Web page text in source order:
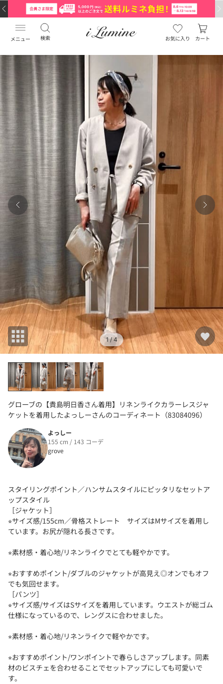
メニュー 検索 お気に入り カート
1/ 4
グローブの【貴島明日香さん着用】リネンライクカラーレスジャ
ケットを着用したよっしーさんのコーディネート（83084096）
よっしー
155 cm / 143 コーデ
grove
スタイリングポイント／ハンサムスタイルにピッタリなセットア
ップスタイル
［ジャケット］
⭐︎サイズ感/155cm／骨格ストレート サイズはMサイズを着用し
ています。お尻が隠れる長さです。
⭐︎素材感・着心地/リネンライクでとても軽やかです。
⭐︎おすすめポイント/ダブルのジャケットが高見え◎オンでもオフ
でも気回せます。
［パンツ］
⭐︎サイズ感/サイズはSサイズを着用しています。ウエストが総ゴム
仕様になっているので、レングスに合わせました。
⭐︎素材感・着心地/リネンライクで軽やかです。
⭐︎おすすめポイント/ワンポイントで春らしさアップします。同素
材のビスチェを合わせることでセットアップにしても可愛いで
す。